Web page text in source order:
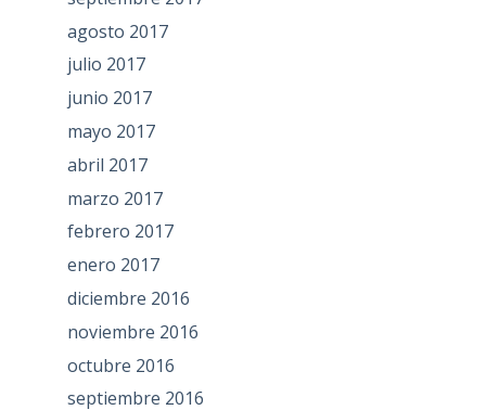
agosto 2017
julio 2017
junio 2017
mayo 2017
abril 2017
marzo 2017
febrero 2017
enero 2017
diciembre 2016
noviembre 2016
octubre 2016
septiembre 2016